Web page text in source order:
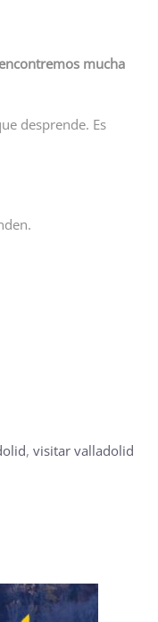
mucha
desprende. Es
, visitar valladolid